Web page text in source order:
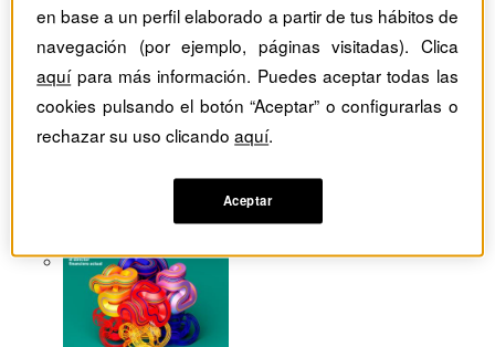
Monográficos
Dossieres
Revistas del mes
en base a un perfil elaborado a partir de tus hábitos de
navegación (por ejemplo, páginas visitadas). Clica
aquípara más información. Puedes aceptar todas las
cookies pulsando el botón “Aceptar” o configurarlas o
rechazar su uso clicandoaquí.
Aceptar